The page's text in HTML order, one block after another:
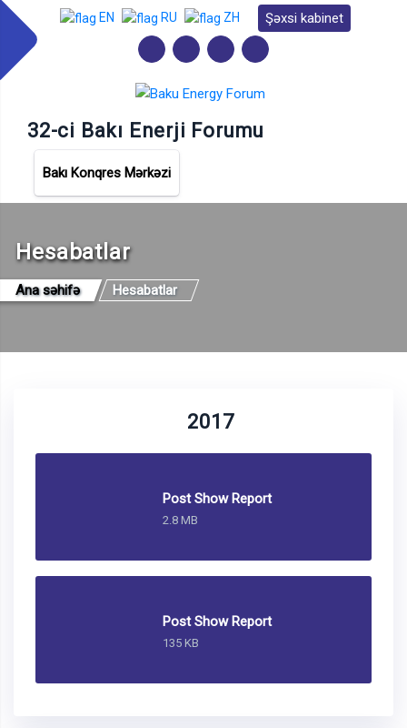
EN RU ZH Şəxsi kabinet
32-ci Bakı Enerji Forumu
Bakı Konqres Mərkəzi
Hesabatlar
Ana səhifə Hesabatlar
2017
Post Show Report
2.8 MB
Post Show Report
135 KB